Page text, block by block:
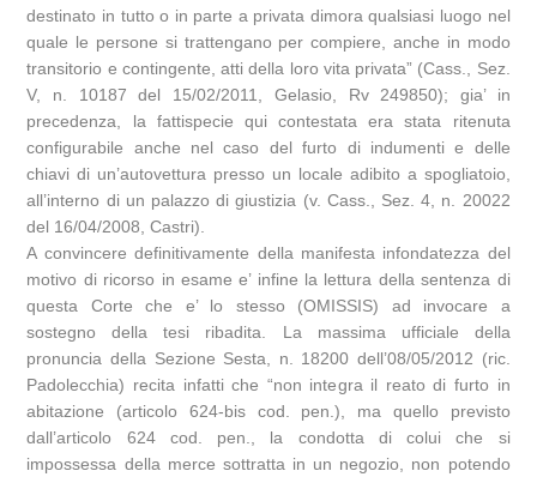
destinato in tutto o in parte a privata dimora qualsiasi luogo nel
quale le persone si trattengano per compiere, anche in modo
transitorio e contingente, atti della loro vita privata” (Cass., Sez.
V, n. 10187 del 15/02/2011, Gelasio, Rv 249850); gia’ in
precedenza, la fattispecie qui contestata era stata ritenuta
configurabile anche nel caso del furto di indumenti e delle
chiavi di un’autovettura presso un locale adibito a spogliatoio,
all’interno di un palazzo di giustizia (v. Cass., Sez. 4, n. 20022
del 16/04/2008, Castri).
A convincere definitivamente della manifesta infondatezza del
motivo di ricorso in esame e’ infine la lettura della sentenza di
questa Corte che e’ lo stesso (OMISSIS) ad invocare a
sostegno della tesi ribadita. La massima ufficiale della
pronuncia della Sezione Sesta, n. 18200 dell’08/05/2012 (ric.
Padolecchia) recita infatti che “non integra il reato di furto in
abitazione (articolo 624-bis cod. pen.), ma quello previsto
dall’articolo 624 cod. pen., la condotta di colui che si
impossessa della merce sottratta in un negozio, non potendo